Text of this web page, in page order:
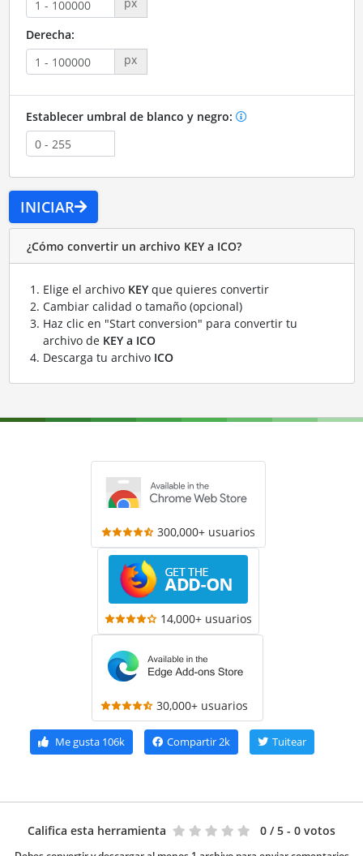
px
Derecha:
px
Establecer umbral de blanco y negro:
INICIAR
¿Cómo convertir un archivo KEY a ICO?
Elige el archivo KEYque quieres convertir
Cambiar calidad o tamaño (opcional)
Haz clic en "Start conversion" para convertir tu
archivo de KEY a ICO
Descarga tu archivo ICO
300,000+ usuarios
14,000+ usuarios
30,000+ usuarios
Me gusta106k Compartir2k Tuitear
Califica esta herramienta 0 / 5 - 0 votos